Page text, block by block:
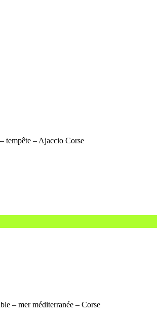
tempête – Ajaccio Corse
– mer méditerranée – Corse